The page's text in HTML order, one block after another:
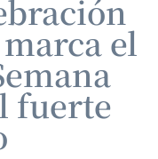
el
fuerte